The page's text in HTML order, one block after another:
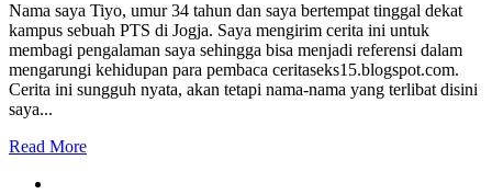
Nama saya Tiyo, umur 34 tahun dan saya bertempat tinggal dekat
kampus sebuah PTS di Jogja. Saya mengirim cerita ini untuk
membagi pengalaman saya sehingga bisa menjadi referensi dalam
mengarungi kehidupan para pembaca ceritaseks15.blogspot.com.
Cerita ini sungguh nyata, akan tetapi nama-nama yang terlibat disini
saya...
Read More